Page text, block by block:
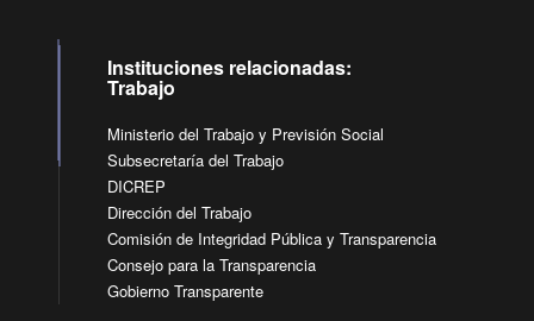
Instituciones relacionadas:
Trabajo
Ministerio del Trabajo y Previsión Social
Subsecretaría del Trabajo
DICREP
Dirección del Trabajo
Comisión de Integridad Pública y Transparencia
Consejo para la Transparencia
Gobierno Transparente